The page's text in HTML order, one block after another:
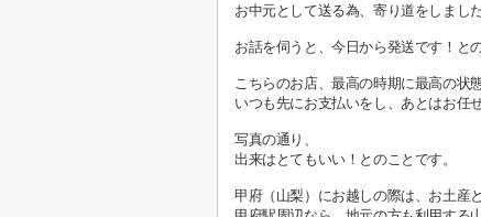
お中元として送る為、寄り道をしました
お話を伺うと、今日から発送です！と
こちらのお店、最高の時期に最高の状
いつも先にお支払いをし、あとはお任
写真の通り、
出来はとてもいい！とのことです。
甲府（山梨）にお越しの際は、お土産